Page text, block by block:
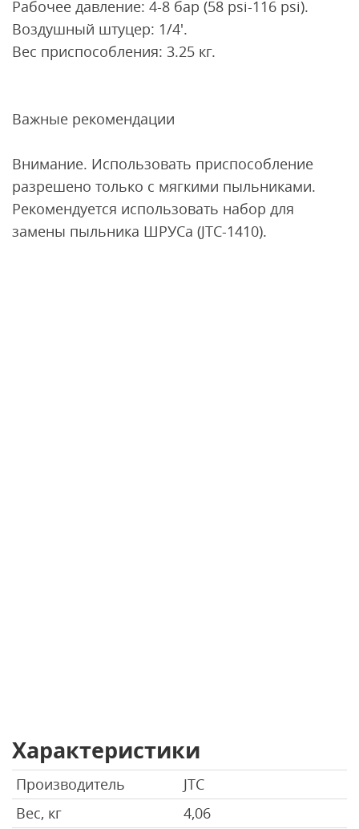
Рабочее давление: 4-8 бар (58 psi-116 psi).
Воздушный штуцер: 1/4'.
Вес приспособления: 3.25 кг.
Важные рекомендации
Внимание. Использовать приспособление
разрешено только с мягкими пыльниками.
Рекомендуется использовать набор для
замены пыльника ШРУСа (JTC-1410).
Характеристики
Производитель
JTC
Вес, кг
4,06